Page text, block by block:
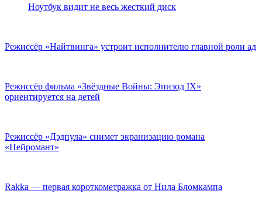
Ноутбук видит не весь жесткий диск
Режиссёр «Найтвинга» устроит исполнителю главной роли ад
Режиссёр фильма «Звёздные Войны: Эпизод IX»
ориентируется на детей
Режиссёр «Дэдпула» снимет экранизацию романа
«Нейромант»
Rakka — первая короткометражка от Нила Бломкампа